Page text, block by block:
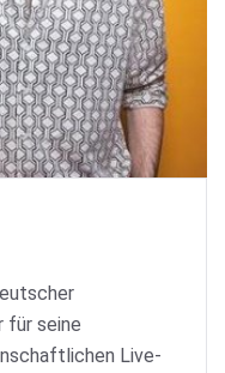
für seine
Live-